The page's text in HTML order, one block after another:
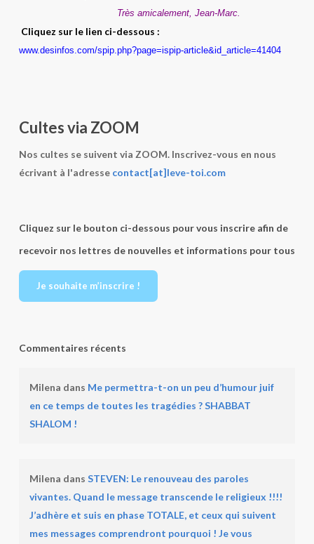
Très amicalement, Jean-Marc.
Cliquez sur le lien ci-dessous :
www.desinfos.com/spip.php?page=ispip-article&id_article=41404
Cultes via ZOOM
Nos cultes se suivent via ZOOM. Inscrivez-vous en nous
écrivant à l'adresse contact[at]leve-toi.com
Cliquez sur le bouton ci-dessous pour vous inscrire afin de
recevoir nos lettres de nouvelles et informations pour tous
Je souhaite m’inscrire !
Commentaires récents
Milena dans Me permettra-t-on un peu d’humour juif
en ce temps de toutes les tragédies ? SHABBAT
SHALOM !
Milena dans STEVEN: Le renouveau des paroles
vivantes. Quand le message transcende le religieux !!!!
J’adhère et suis en phase TOTALE, et ceux qui suivent
mes messages comprendront pourquoi ! Je vous